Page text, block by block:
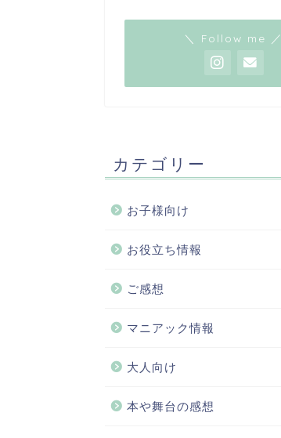
＼ Follow me ／
カテゴリー
お子様向け
お役立ち情報
ご感想
マニアック情報
大人向け
本や舞台の感想